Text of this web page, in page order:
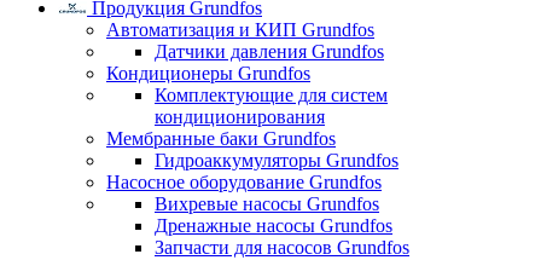
Продукция Grundfos
Автоматизация и КИП Grundfos
Датчики давления Grundfos
Кондиционеры Grundfos
Комплектующие для систем
кондиционирования
Мембранные баки Grundfos
Гидроаккумуляторы Grundfos
Насосное оборудование Grundfos
Вихревые насосы Grundfos
Дренажные насосы Grundfos
Запчасти для насосов Grundfos